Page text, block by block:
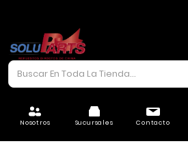
Nosotros Sucursales Contacto
CARROCERÍA
ELÉCTRICO